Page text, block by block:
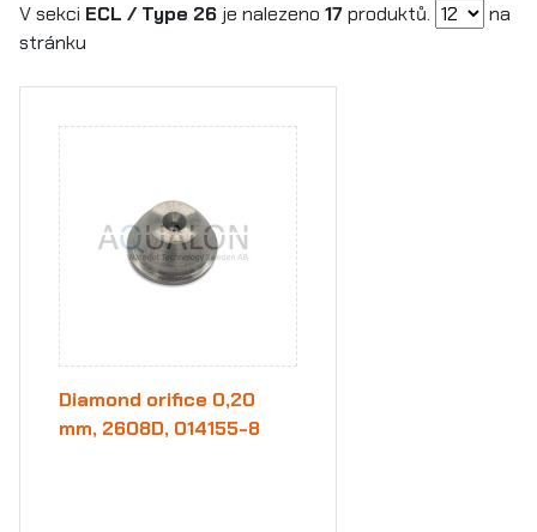
V sekci ECL / Type 26 je nalezeno 17produktů.
na
stránku
Diamond orifice 0,20
mm, 2608D, 014155-8